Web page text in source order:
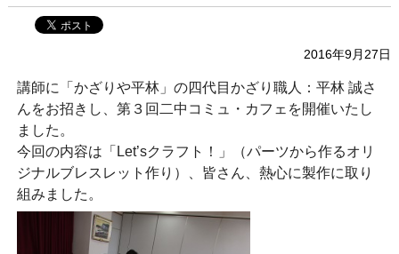
2016年9月27日
講師に「かざりや平林」の四代目かざり職人：平林 誠さ
んをお招きし、第３回二中コミュ・カフェを開催いたし
ました。
今回の内容は 「Let’sクラフト！」（パーツから作るオリ
ジナルブレスレット作り）、皆さん、熱心に製作に取り
組みました。